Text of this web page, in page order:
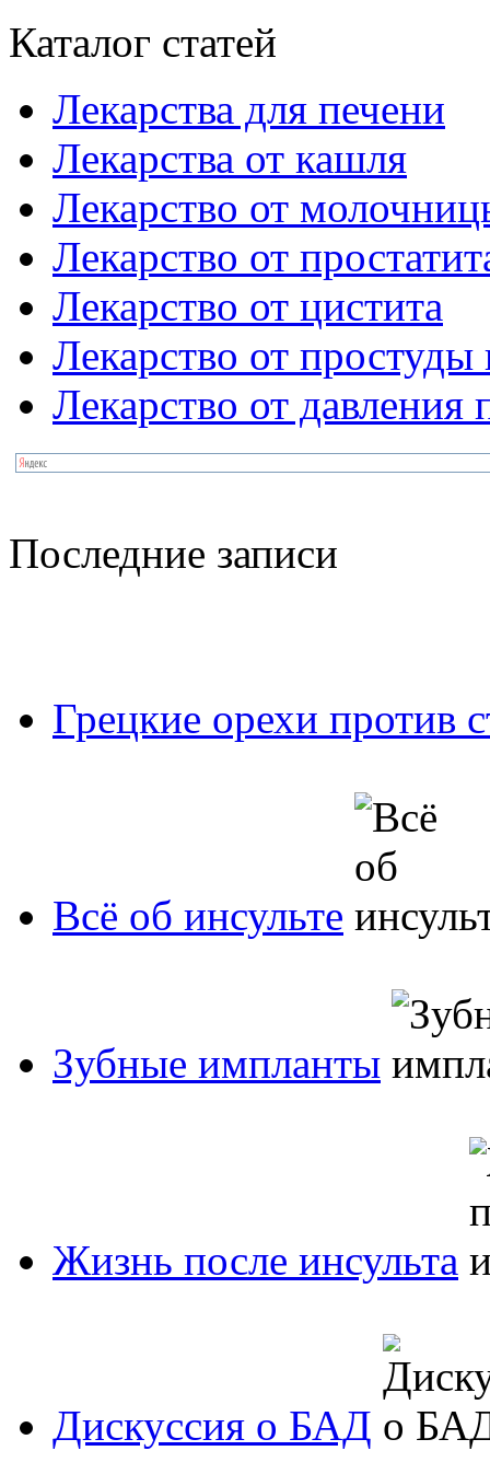
Каталог статей
Лекарства для печени
Лекарства от кашля
Лекарство от
Лекарство от
Лекарство от цистита
Лекарство от простуды
Лекарство от
Последние записи
Грецкие орехи против
Всё об инсульте
Зубные импланты
Жизнь после инсульта
Дискуссия о БАД